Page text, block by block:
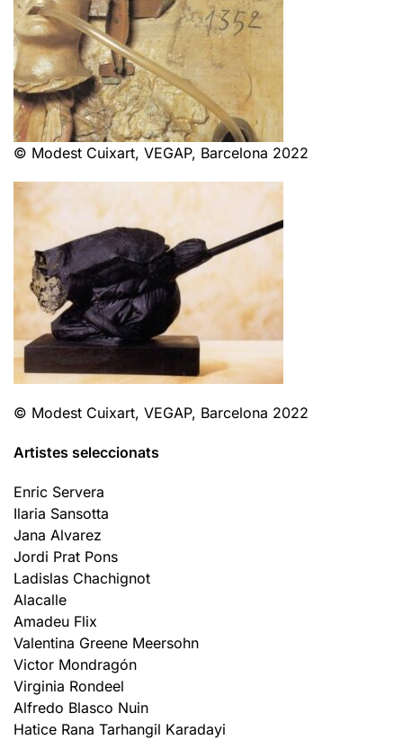
© Modest Cuixart, VEGAP, Barcelona 2022
© Modest Cuixart, VEGAP, Barcelona 2022
Artistes seleccionats
Enric Servera
Ilaria Sansotta
Jana Alvarez
Jordi Prat Pons
Ladislas Chachignot
Alacalle
Amadeu Flix
Valentina Greene Meersohn
Victor Mondragón
Virginia Rondeel
Alfredo Blasco Nuin
Hatice Rana Tarhangil Karadayi